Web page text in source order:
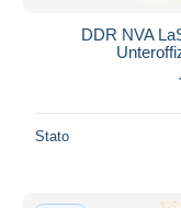
DDR NVA
Stato